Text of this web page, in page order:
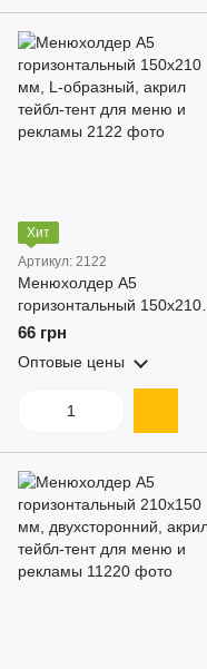
Хит
Артикул: 2122
Менюхолдер А5
горизонтальный 150x210
мм, L-образный, акрил
рекламы
66 грн
Оптовые цены